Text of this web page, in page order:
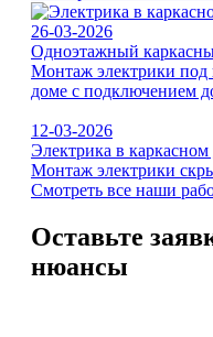
26-03-2026
Одноэтажный
Монтаж электрики под
доме с подключением
12-03-2026
Электрика в
Монтаж электрики
Смотреть все наши
Оставьте
нюансы